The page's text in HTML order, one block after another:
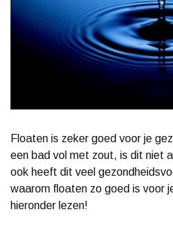
Floaten is zeker goed voor je
een bad vol met zout, is dit niet
ook heeft dit veel
waarom floaten zo goed is voor
hieronder lezen!